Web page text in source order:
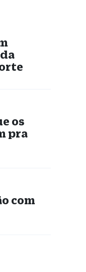
os
pra
com